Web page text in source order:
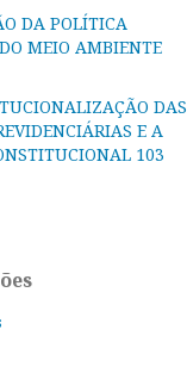
DA POLÍTICA
MEIO AMBIENTE
DAS
E A
103